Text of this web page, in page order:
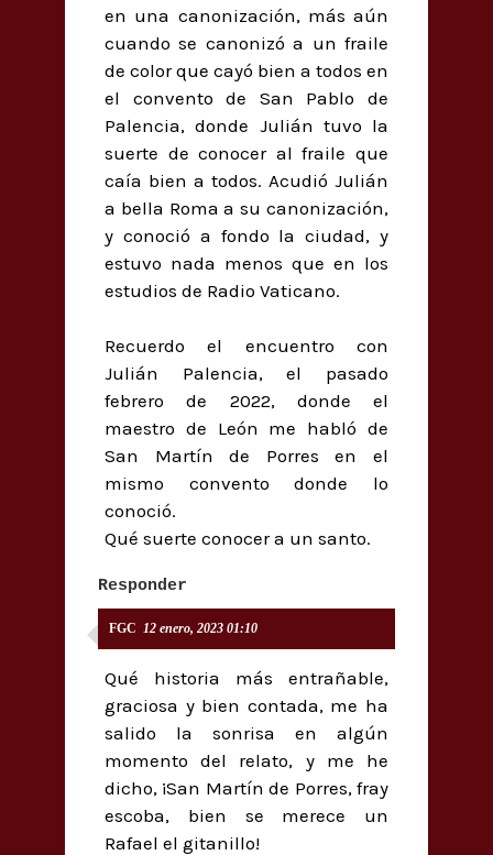
en una canonización, más aún
cuando se canonizó a un fraile
de color que cayó bien a todos en
el convento de San Pablo de
Palencia, donde Julián tuvo la
suerte de conocer al fraile que
caía bien a todos. Acudió Julián
a bella Roma a su canonización,
y conoció a fondo la ciudad, y
estuvo nada menos que en los
estudios de Radio Vaticano.
Recuerdo el encuentro con
Julián Palencia, el pasado
febrero de 2022, donde el
maestro de León me habló de
San Martín de Porres en el
mismo convento donde lo
conoció.
Qué suerte conocer a un santo.
Responder
FGC 12 enero, 2023 01:10
Qué historia más entrañable,
graciosa y bien contada, me ha
salido la sonrisa en algún
momento del relato, y me he
dicho, ¡San Martín de Porres, fray
escoba, bien se merece un
Rafael el gitanillo!